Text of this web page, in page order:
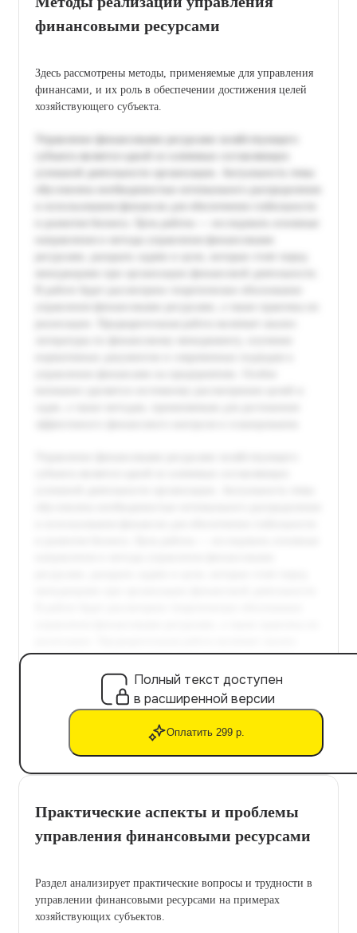
финансовыми ресурсами
Здесь рассмотрены методы, применяемые для управления
финансами, и их роль в обеспечении достижения целей
хозяйствующего субъекта.
Полный текст доступен
в расширенной версии
Оплатить 299 р.
Практические аспекты и проблемы
управления финансовыми ресурсами
Раздел анализирует практические вопросы и трудности в
управлении финансовыми ресурсами на примерах
хозяйствующих субъектов.